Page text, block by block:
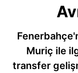
Muriç ile
transfer